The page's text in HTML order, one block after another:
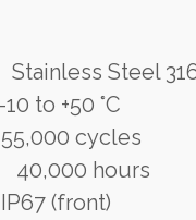
Steel
to +50 °C
cycles
hours
(front)